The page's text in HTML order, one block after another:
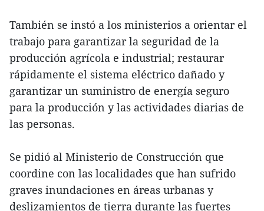
También se instó a los ministerios a orientar el
trabajo para garantizar la seguridad de la
producción agrícola e industrial; restaurar
rápidamente el sistema eléctrico dañado y
garantizar un suministro de energía seguro
para la producción y las actividades diarias de
las personas.
Se pidió al Ministerio de Construcción que
coordine con las localidades que han sufrido
graves inundaciones en áreas urbanas y
deslizamientos de tierra durante las fuertes